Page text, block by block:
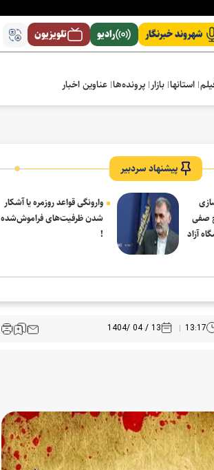
شهروند خبرنگار رادیو تلویزیون
استانها بازار پرونده‌ها عناوین اخبار
پیشنهاد سردبیر
صفی
آزاد
وارونگی قواعد روزمره یا آشکار
شدن ظرفیت‌های فراموش‌شده
!
13:17
13 / 04 /1404